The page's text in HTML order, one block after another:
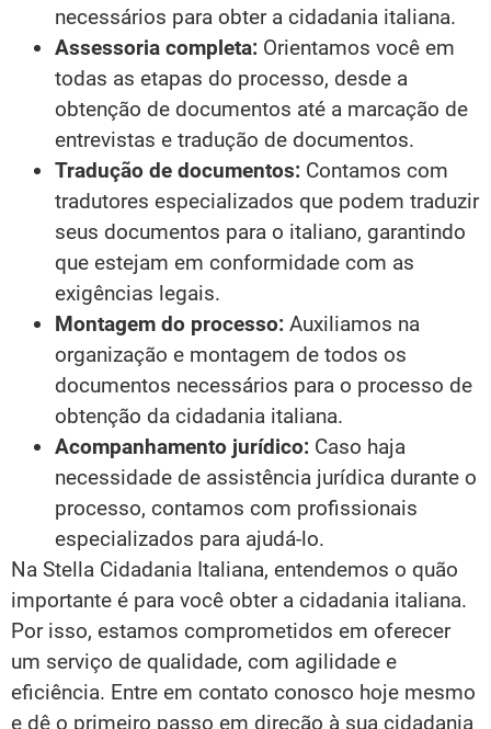
necessários para obter a cidadania italiana.
Assessoria completa: Orientamos você em
todas as etapas do processo, desde a
obtenção de documentos até a marcação de
entrevistas e tradução de documentos.
Tradução de documentos: Contamos com
tradutores especializados que podem traduzir
seus documentos para o italiano, garantindo
que estejam em conformidade com as
exigências legais.
Montagem do processo: Auxiliamos na
organização e montagem de todos os
documentos necessários para o processo de
obtenção da cidadania italiana.
Acompanhamento jurídico: Caso haja
necessidade de assistência jurídica durante o
processo, contamos com profissionais
especializados para ajudá-lo.
Na Stella Cidadania Italiana, entendemos o quão
importante é para você obter a cidadania italiana.
Por isso, estamos comprometidos em oferecer
um serviço de qualidade, com agilidade e
eficiência. Entre em contato conosco hoje mesmo
e dê o primeiro passo em direção à sua cidadania